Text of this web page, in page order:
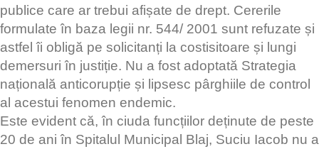
publice care ar trebui afișate de drept. Cererile
formulate în baza legii nr. 544/ 2001 sunt refuzate și
astfel îi obligă pe solicitanți la costisitoare și lungi
demersuri în justiție. Nu a fost adoptată Strategia
națională anticorupție și lipsesc pârghiile de control
al acestui fenomen endemic.
Este evident că, în ciuda funcțiilor deținute de peste
20 de ani în Spitalul Municipal Blaj, Suciu Iacob nu a